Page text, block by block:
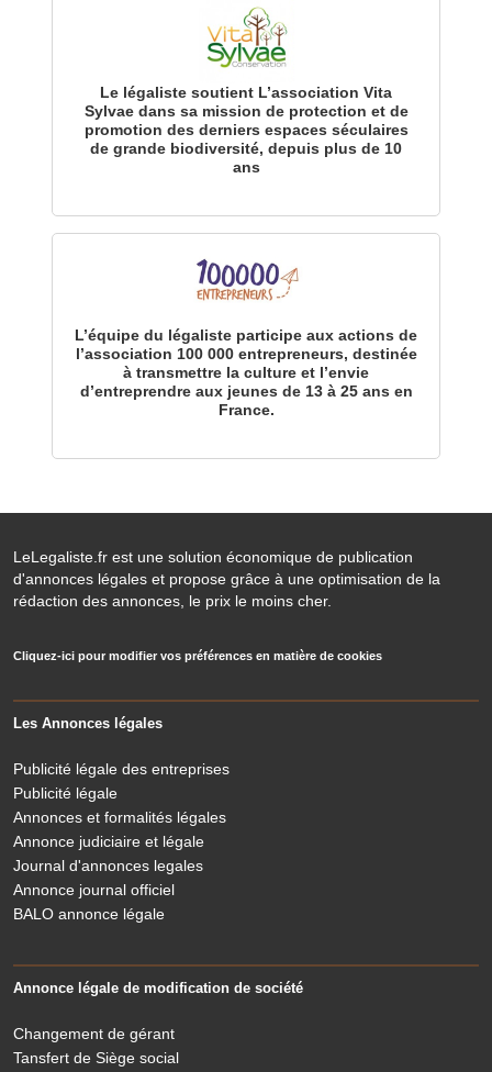
Le légaliste soutient L’association Vita
Sylvae dans sa mission de protection et de
promotion des derniers espaces séculaires
de grande biodiversité, depuis plus de 10
ans
L’équipe du légaliste participe aux actions de
l’association 100 000 entrepreneurs, destinée
à transmettre la culture et l’envie
d’entreprendre aux jeunes de 13 à 25 ans en
France.
LeLegaliste.fr est une solution économique de publication
d'annonces légales et propose grâce à une optimisation de la
rédaction des annonces, le prix le moins cher.
Cliquez-ici pour modifier vos préférences en matière de cookies
Les Annonces légales
Publicité légale des entreprises
Publicité légale
Annonces et formalités légales
Annonce judiciaire et légale
Journal d'annonces legales
Annonce journal officiel
BALO annonce légale
Annonce légale de modification de société
Changement de gérant
Tansfert de Siège social